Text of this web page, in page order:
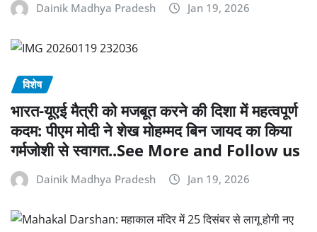
Dainik Madhya Pradesh Jan 19, 2026
विशेष
भारत-यूएई मैत्री को मजबूत करने की दिशा में महत्वपूर्ण
कदम: पीएम मोदी ने शेख मोहम्मद बिन जायद का किया
गर्मजोशी से स्वागत..See More and Follow us
Dainik Madhya Pradesh Jan 19, 2026